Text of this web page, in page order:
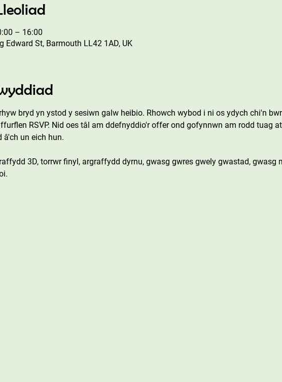
– 16:00
Edward St, Barmouth LL42 1AD, UK
bryd yn ystod y sesiwn galw heibio. Rhowch wybod i ni os ydych chi'n
RSVP. Nid oes tâl am ddefnyddio'r offer ond gofynnwn am rodd tuag
â'ch un eich hun.
3D, torrwr finyl, argraffydd dyrnu, gwasg gwres gwely gwastad, gwasg